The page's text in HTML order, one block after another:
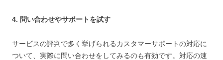
4. 問い合わせやサポートを試す
サービスの評判で多く挙げられるカスタマーサポートの対応に
ついて、実際に問い合わせをしてみるのも有効です。対応の速